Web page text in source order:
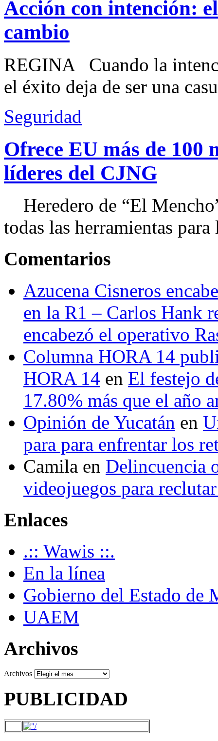
Acción con intención:
cambio
REGINA Cuando la
el éxito deja de ser una
Seguridad
Ofrece EU más de 100
líderes del CJNG
Heredero de “El
todas las herramientas
Comentarios
Azucena Cisneros
en la R1 – Carlos Hank
encabezó el operativo
Columna HORA 14
HORA 14 en El festejo
17.80% más que el año
Opinión de Yucatán en
para para enfrentar los
Camila en Delincuencia
videojuegos para
Enlaces
.:: Wawis ::.
En la línea
Gobierno del Estado de
UAEM
Archivos
Archivos
PUBLICIDAD